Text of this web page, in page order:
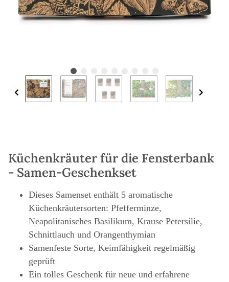
Küchenkräuter für die Fensterbank
- Samen-Geschenkset
Dieses Samenset enthält 5 aromatische
Küchenkräutersorten: Pfefferminze,
Neapolitanisches Basilikum, Krause Petersilie,
Schnittlauch und Orangenthymian
Samenfeste Sorte, Keimfähigkeit regelmäßig
geprüft
Ein tolles Geschenk für neue und erfahrene